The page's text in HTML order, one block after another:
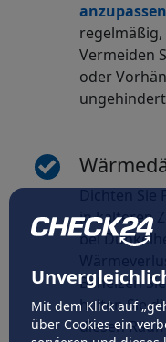
Mit dem Klick auf
über Cookies ein
anzupassen
Vermeiden
oder
Dichten
in kälteren
bei
Beheizen
halten Sie
diesen